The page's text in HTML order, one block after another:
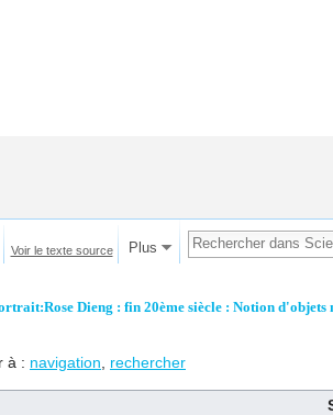
Dieng : fin 20ème siècle : Notion d'objets
à : navigation rechercher
Voir le texte source Plus